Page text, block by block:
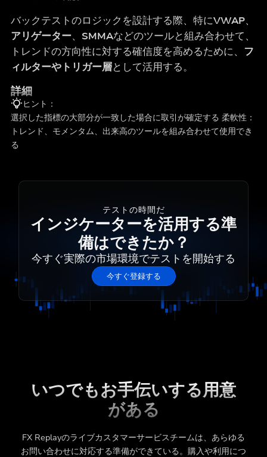
バックテストのロジックを設計する際、特にVWAP、
アリゲーター、 SMMAなどのツールと組み合わせて、
トレンドの方向性に対する確信度を高めるために、 フ
ィルターやトリガー層として活用する。
詳細
ヒント：
選択した指標の大部分が一致した場合に取引が確定する 柔軟性：
トレンド、モメンタム、出来高のツールを組み合わせて使用でき
る
テストの時間だ
インジケーターを活用する準
備はできたか？
今すぐ実際の市場環境でテストを開始する
今すぐ登録する
いつでもお手伝いする用意
がある
FX Replayのライブカスタマーサービスチームは、あらゆる
お問い合わせに対応する準備ができている。購入や利用につ